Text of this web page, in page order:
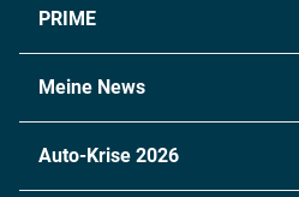
PRIME
Meine News
Auto-Krise 2026